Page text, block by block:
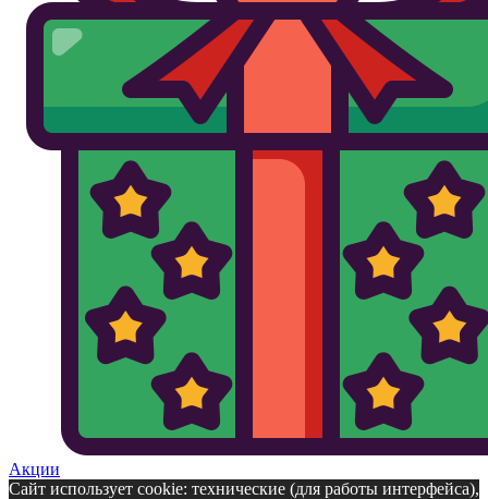
Акции
Сайт использует cookie: технические (для работы интерфейса),